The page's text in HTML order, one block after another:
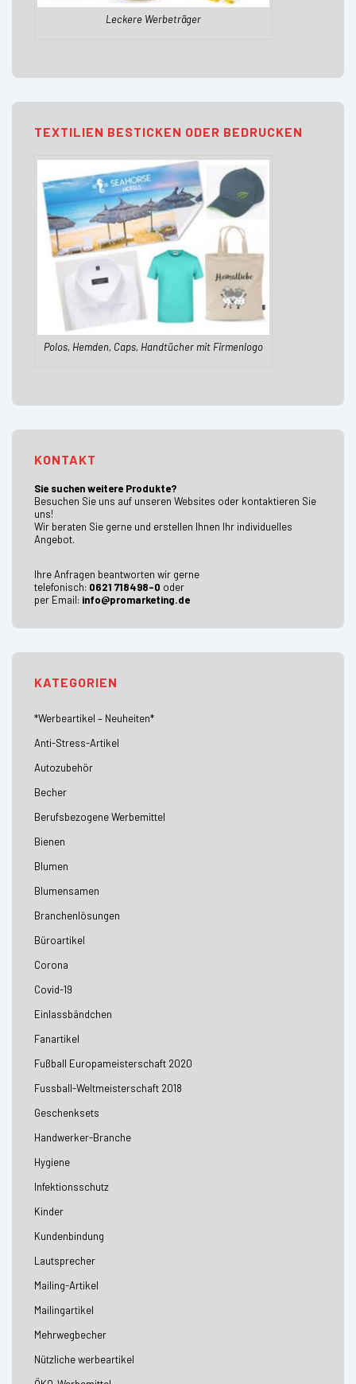
Leckere Werbeträger
TEXTILIEN BESTICKEN ODER BEDRUCKEN
Polos, Hemden, Caps, Handtücher mit Firmenlogo
KONTAKT
Sie suchen weitere Produkte?
Besuchen Sie uns auf unseren Websites oder kontaktieren Sie
uns!
Wir beraten Sie gerne und erstellen Ihnen Ihr individuelles
Angebot.
Ihre Anfragen beantworten wir gerne
telefonisch: 0621 718498-0 oder
per Email: info@promarketing.de
KATEGORIEN
*Werbeartikel – Neuheiten*
Anti-Stress-Artikel
Autozubehör
Becher
Berufsbezogene Werbemittel
Bienen
Blumen
Blumensamen
Branchenlösungen
Büroartikel
Corona
Covid-19
Einlassbändchen
Fanartikel
Fußball Europameisterschaft 2020
Fussball-Weltmeisterschaft 2018
Geschenksets
Handwerker-Branche
Hygiene
Infektionsschutz
Kinder
Kundenbindung
Lautsprecher
Mailing-Artikel
Mailingartikel
Mehrwegbecher
Nützliche werbeartikel